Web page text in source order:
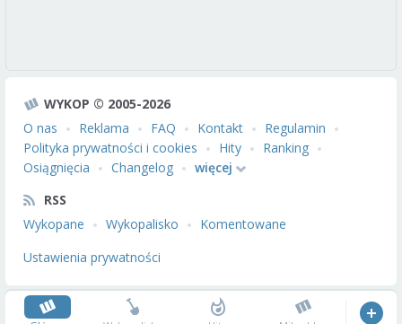
WYKOP © 2005-2026
O nas
Reklama FAQ Kontakt
Regulamin
Polityka prywatności i cookies
Hity
Ranking
Osiągnięcia
Changelog
więcej
RSS
Wykopane
Wykopalisko
Komentowane
Ustawienia prywatności